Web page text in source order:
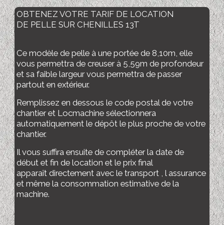
OBTENEZ VOTRE TARIF DE LOCATION
DE PELLE SUR CHENILLES 13T
Ce modèle de pelle à une portée de 8,10m, elle
vous permettra de creuser à 5,59m de profondeur
et sa faible largeur vous permettra de passer
partout en extérieur.
Remplissez en dessous le code postal de votre
chantier et Locmachine sélectionnera
automatiquement le dépôt le plus proche de votre
chantier.
Il vous suffira ensuite de compléter la date de
début et fin de location et le prix final
apparaît directement avec le transport , l assurance
et même la consommation estimative de la
machine.